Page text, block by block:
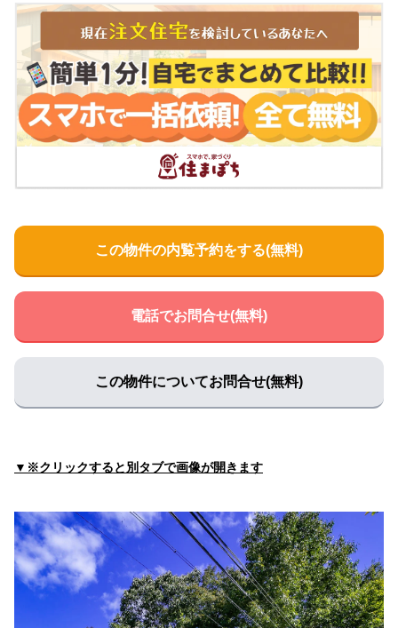
この物件の内覧予約をする(無料)
電話でお問合せ(無料)
この物件についてお問合せ(無料)
▼※クリックすると別タブで画像が開きます